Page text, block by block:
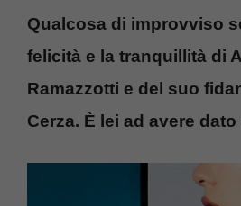
Qualcosa di improvviso
felicità e la tranquillità di
Ramazzotti e del suo
Cerza. È lei ad avere